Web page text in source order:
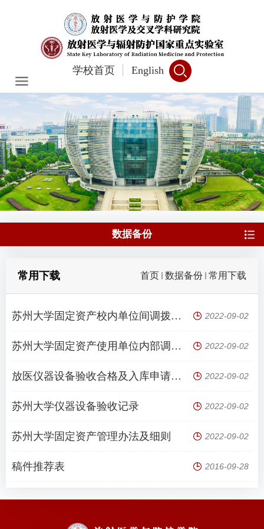
学校首页 English
数据备份
首页 数据备份 常用下载
常用下载
苏州大学固定资产校内单位间调拨申请 2022-09-02
苏州大学固定资产使用单位内部调拨登记表 2022-09-02
放医仪器设备验收合格及入库申请单标准版-2020 2022-09-02
苏州大学仪器设备验收记录 2022-09-02
苏州大学固定资产管理办法及细则 2022-09-02
稿件推荐表 2016-09-28